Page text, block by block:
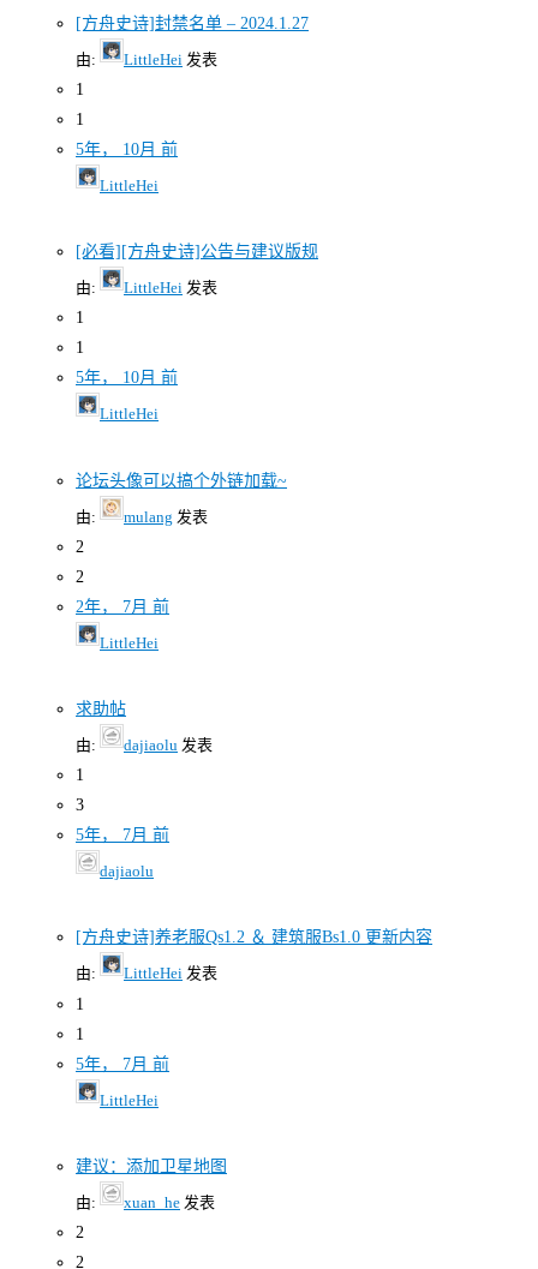
[方舟史诗]封禁名单 – 2024.1.27
由: LittleHei 发表
1
1
5年， 10月 前
LittleHei
[必看][方舟史诗]公告与建议版规
由: LittleHei 发表
1
1
5年， 10月 前
LittleHei
论坛头像可以搞个外链加载~
由: mulang 发表
2
2
2年， 7月 前
LittleHei
求助帖
由: dajiaolu 发表
1
3
5年， 7月 前
dajiaolu
[方舟史诗]养老服Qs1.2 ＆ 建筑服Bs1.0 更新内容
由: LittleHei 发表
1
1
5年， 7月 前
LittleHei
建议：添加卫星地图
由: xuan_he 发表
2
2